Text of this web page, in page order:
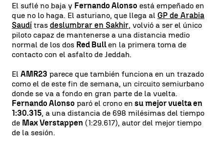
El suflé no baja y Fernando Alonso está empeñado en
que no lo haga. El asturiano, que llega al GP de Arabia
Saudí tras deslumbrar en Sakhir, volvió a ser el único
piloto capaz de mantenerse a una distancia medio
normal de los dos Red Bullen la primera toma de
contacto con el asfalto de Jeddah.
El AMR23 parece que también funciona en un trazado
como el de este fin de semana, un circuito semiurbano
donde se va a fondo en gran parte de la vuelta.
Fernando Alonso paró el crono en su mejor vuelta en
1:30.315, a una distancia de 698 milésimas del tiempo
de Max Verstappen (1:29.617), autor del mejor tiempo
de la sesión.